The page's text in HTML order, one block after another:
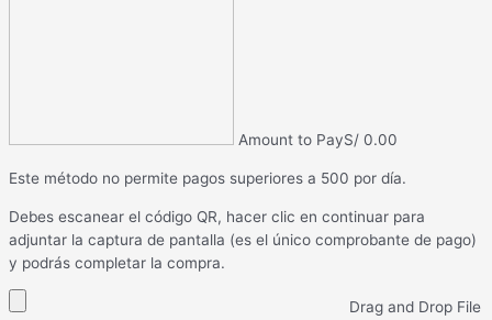
Amount to PayS/ 0.00
Este método no permite pagos superiores a 500 por día.
Debes escanear el código QR, hacer clic en continuar para
adjuntar la captura de pantalla (es el único comprobante de pago)
y podrás completar la compra.
Drag and Drop File